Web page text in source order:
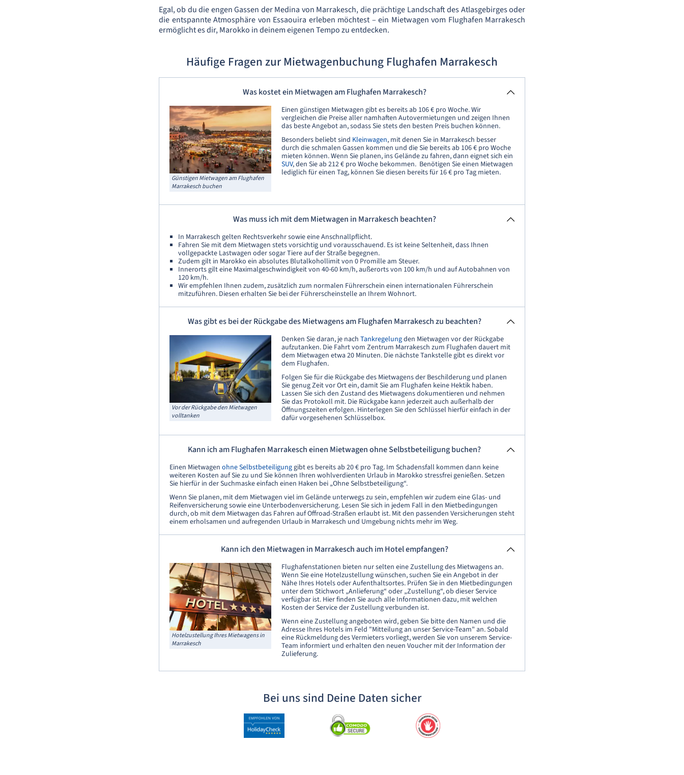
Egal, ob du die engen Gassen der Medina von Marrakesch, die prächtige Landschaft des Atlasgebirges oder
die entspannte Atmosphäre von Essaouira erleben möchtest – ein Mietwagen vom Flughafen Marrakesch
ermöglicht es dir, Marokko in deinem eigenen Tempo zu entdecken.
Häufige Fragen zur Mietwagenbuchung Flughafen Marrakesch
Was kostet ein Mietwagen am Flughafen Marrakesch?
Günstigen Mietwagen am Flughafen
Marrakesch buchen
Einen günstigen Mietwagen gibt es bereits ab 106 € pro Woche. Wir
vergleichen die Preise aller namhaften Autovermietungen und zeigen Ihnen
das beste Angebot an, sodass Sie stets den besten Preis buchen können.
Besonders beliebt sind Kleinwagen, mit denen Sie in Marrakesch besser
durch die schmalen Gassen kommen und die Sie bereits ab 106 € pro Woche
mieten können. Wenn Sie planen, ins Gelände zu fahren, dann eignet sich ein
SUV, den Sie ab 212 € pro Woche bekommen. Benötigen Sie einen Mietwagen
lediglich für einen Tag, können Sie diesen bereits für 16 € pro Tag mieten.
Was muss ich mit dem Mietwagen in Marrakesch beachten?
In Marrakesch gelten Rechtsverkehr sowie eine Anschnallpflicht.
Fahren Sie mit dem Mietwagen stets vorsichtig und vorausschauend. Es ist keine Seltenheit, dass Ihnen
vollgepackte Lastwagen oder sogar Tiere auf der Straße begegnen.
Zudem gilt in Marokko ein absolutes Blutalkohollimit von 0 Promille am Steuer.
Innerorts gilt eine Maximalgeschwindigkeit von 40-60 km/h, außerorts von 100 km/h und auf Autobahnen von
120 km/h.
Wir empfehlen Ihnen zudem, zusätzlich zum normalen Führerschein einen internationalen Führerschein
mitzuführen. Diesen erhalten Sie bei der Führerscheinstelle an Ihrem Wohnort.
Was gibt es bei der Rückgabe des Mietwagens am Flughafen Marrakesch zu beachten?
Vor der Rückgabe den Mietwagen
volltanken
Denken Sie daran, je nach Tankregelungden Mietwagen vor der Rückgabe
aufzutanken. Die Fahrt vom Zentrum Marrakesch zum Flughafen dauert mit
dem Mietwagen etwa 20 Minuten. Die nächste Tankstelle gibt es direkt vor
dem Flughafen.
Folgen Sie für die Rückgabe des Mietwagens der Beschilderung und planen
Sie genug Zeit vor Ort ein, damit Sie am Flughafen keine Hektik haben.
Lassen Sie sich den Zustand des Mietwagens dokumentieren und nehmen
Sie das Protokoll mit. Die Rückgabe kann jederzeit auch außerhalb der
Öffnungszeiten erfolgen. Hinterlegen Sie den Schlüssel hierfür einfach in der
dafür vorgesehenen Schlüsselbox.
Kann ich am Flughafen Marrakesch einen Mietwagen ohne Selbstbeteiligung buchen?
Einen Mietwagen ohne Selbstbeteiligunggibt es bereits ab 20 € pro Tag. Im Schadensfall kommen dann keine
weiteren Kosten auf Sie zu und Sie können Ihren wohlverdienten Urlaub in Marokko stressfrei genießen. Setzen
Sie hierfür in der Suchmaske einfach einen Haken bei „Ohne Selbstbeteiligung“.
Wenn Sie planen, mit dem Mietwagen viel im Gelände unterwegs zu sein, empfehlen wir zudem eine Glas- und
Reifenversicherung sowie eine Unterbodenversicherung. Lesen Sie sich in jedem Fall in den Mietbedingungen
durch, ob mit dem Mietwagen das Fahren auf Offroad-Straßen erlaubt ist. Mit den passenden Versicherungen steht
einem erholsamen und aufregenden Urlaub in Marrakesch und Umgebung nichts mehr im Weg.
Kann ich den Mietwagen in Marrakesch auch im Hotel empfangen?
Hotelzustellung Ihres Mietwagens in
Marrakesch
Flughafenstationen bieten nur selten eine Zustellung des Mietwagens an.
Wenn Sie eine Hotelzustellung wünschen, suchen Sie ein Angebot in der
Nähe Ihres Hotels oder Aufenthaltsortes. Prüfen Sie in den Mietbedingungen
unter dem Stichwort „Anlieferung“ oder „Zustellung“, ob dieser Service
verfügbar ist. Hier finden Sie auch alle Informationen dazu, mit welchen
Kosten der Service der Zustellung verbunden ist.
Wenn eine Zustellung angeboten wird, geben Sie bitte den Namen und die
Adresse Ihres Hotels im Feld "Mitteilung an unser Service-Team" an. Sobald
eine Rückmeldung des Vermieters vorliegt, werden Sie von unserem Service-
Team informiert und erhalten den neuen Voucher mit der Information der
Zulieferung.
Bei uns sind Deine Daten sicher